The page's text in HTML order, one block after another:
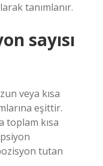
tanımlanır.
sayısı
veya kısa
eşittir.
toplam kısa
tutan